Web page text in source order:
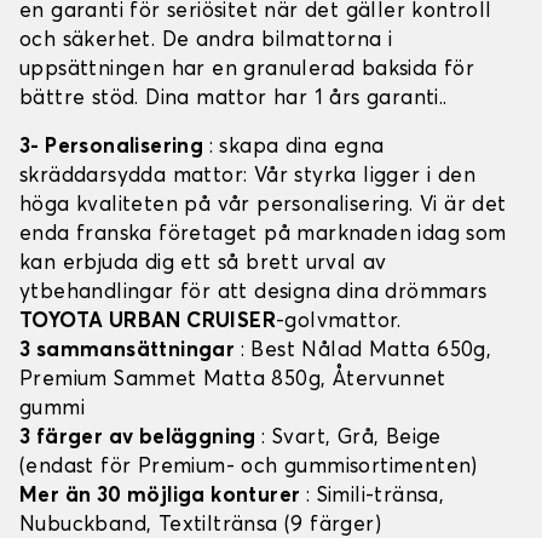
en garanti för seriösitet när det gäller kontroll
och säkerhet. De andra bilmattorna i
uppsättningen har en granulerad baksida för
bättre stöd. Dina mattor har 1 års garanti..
3- Personalisering : skapa dina egna
skräddarsydda mattor: Vår styrka ligger i den
höga kvaliteten på vår personalisering. Vi är det
enda franska företaget på marknaden idag som
kan erbjuda dig ett så brett urval av
ytbehandlingar för att designa dina drömmars
TOYOTA URBAN CRUISER-golvmattor.
3 sammansättningar : Best Nålad Matta 650g,
Premium Sammet Matta 850g, Återvunnet
gummi
3 färger av beläggning: Svart, Grå, Beige
(endast för Premium- och gummisortimenten)
Mer än 30 möjliga konturer : Simili-tränsa,
Nubuckband, Textiltränsa (9 färger)